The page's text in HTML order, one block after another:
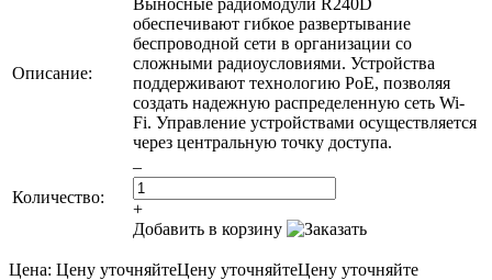
Описание:
обеспечивают гибкое развертывание
беспроводной сети в организации со
сложными радиоусловиями. Устройства
поддерживают технологию PoE, позволяя
создать надежную распределенную сеть Wi-
Fi. Управление устройствами осуществляется
через центральную точку доступа.
Количество:
–
+
Добавить в корзину
Цена: Цену уточняйтеЦену уточняйтеЦену уточняйте